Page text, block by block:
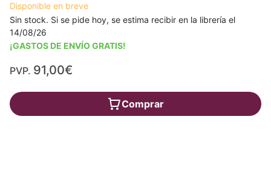
Disponible en breve
Sin stock. Si se pide hoy, se estima recibir en la librería el
14/08/26
¡GASTOS DE ENVÍO GRATIS!
PVP. 91,00€
Comprar